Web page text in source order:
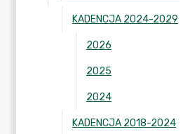
KADENCJA 2024-2029
2026
2025
2024
KADENCJA 2018-2024